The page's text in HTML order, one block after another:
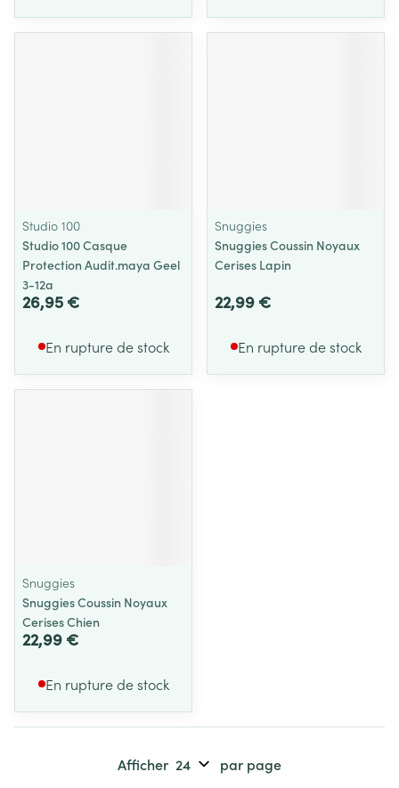
Studio 100
Studio 100 Casque
Protection Audit.maya Geel
3-12a
26,95 €
En rupture de stock
Snuggies
Snuggies Coussin Noyaux
Cerises Lapin
22,99 €
En rupture de stock
Snuggies
Snuggies Coussin Noyaux
Cerises Chien
22,99 €
En rupture de stock
Afficher par page